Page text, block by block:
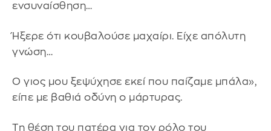
ενσυναίσθηση…
Ήξερε ότι κουβαλούσε μαχαίρι. Είχε απόλυτη
γνώση…
Ο γιος μου ξεψύχησε εκεί που παίζαμε μπάλα»,
είπε με βαθιά οδύνη ο μάρτυρας.
Τη θέση του πατέρα για τον ρόλο του